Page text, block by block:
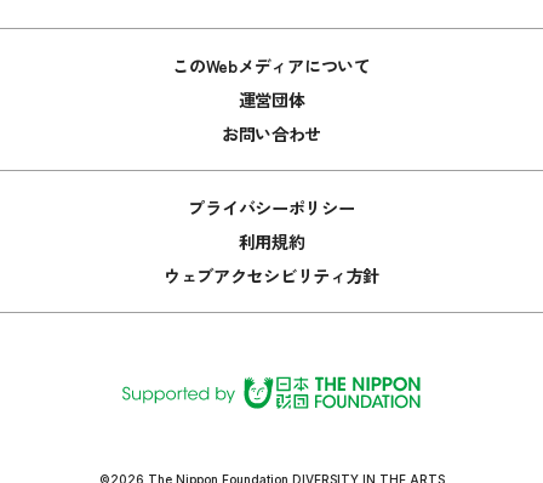
このWebメディアについて
運営団体
お問い合わせ
プライバシーポリシー
利用規約
ウェブアクセシビリティ方針
©2026 The Nippon Foundation DIVERSITY IN THE ARTS